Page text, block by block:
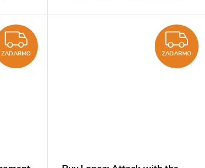
ZADARMO
ZADARMO ZADARMO